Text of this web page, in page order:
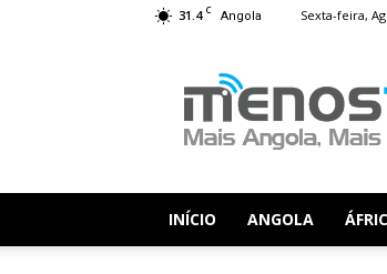
31.4 C Angola Sexta-feira,
Fios
INÍCIO ANGOLA